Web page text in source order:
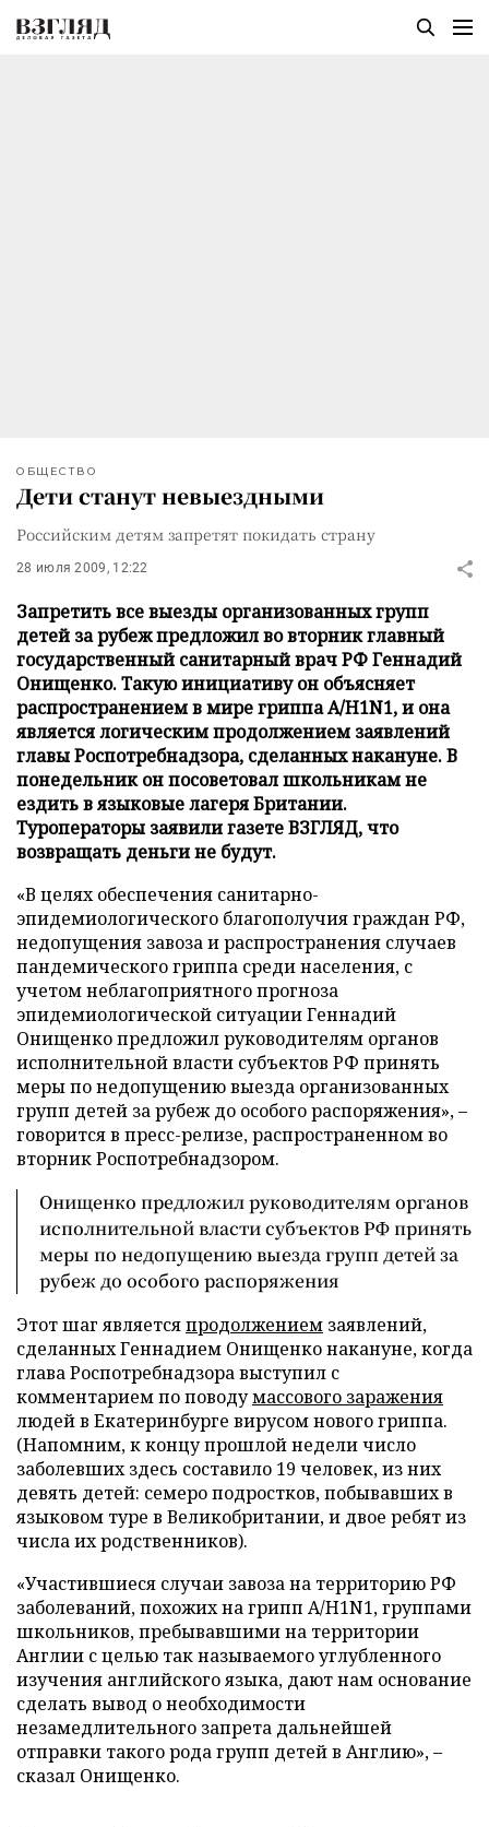
ОБЩЕСТВО
Дети станут невыездными
Российским детям запретят покидать страну
28 июля 2009, 12:22
Запретить все выезды организованных групп
детей за рубеж предложил во вторник главный
государственный санитарный врач РФ Геннадий
Онищенко. Такую инициативу он объясняет
распространением в мире гриппа A/H1N1, и она
является логическим продолжением заявлений
главы Роспотребнадзора, сделанных накануне. В
понедельник он посоветовал школьникам не
ездить в языковые лагеря Британии.
Туроператоры заявили газете ВЗГЛЯД, что
возвращать деньги не будут.
«В целях обеспечения санитарно-
эпидемиологического благополучия граждан РФ,
недопущения завоза и распространения случаев
пандемического гриппа среди населения, с
учетом неблагоприятного прогноза
эпидемиологической ситуации Геннадий
Онищенко предложил руководителям органов
исполнительной власти субъектов РФ принять
меры по недопущению выезда организованных
групп детей за рубеж до особого распоряжения», –
говорится в пресс-релизе, распространенном во
вторник Роспотребнадзором.
Онищенко предложил руководителям органов
исполнительной власти субъектов РФ принять
меры по недопущению выезда групп детей за
рубеж до особого распоряжения
Этот шаг являетсяпродолжением заявлений,
сделанных Геннадием Онищенко накануне, когда
глава Роспотребнадзора выступил с
комментарием по поводумассового заражения
людей в Екатеринбурге вирусом нового гриппа.
(Напомним, к концу прошлой недели число
заболевших здесь составило 19 человек, из них
девять детей: семеро подростков, побывавших в
языковом туре в Великобритании, и двое ребят из
числа их родственников).
«Участившиеся случаи завоза на территорию РФ
заболеваний, похожих на грипп A/H1N1, группами
школьников, пребывавшими на территории
Англии с целью так называемого углубленного
изучения английского языка, дают нам основание
сделать вывод о необходимости
незамедлительного запрета дальнейшей
отправки такого рода групп детей в Англию», –
сказал Онищенко.